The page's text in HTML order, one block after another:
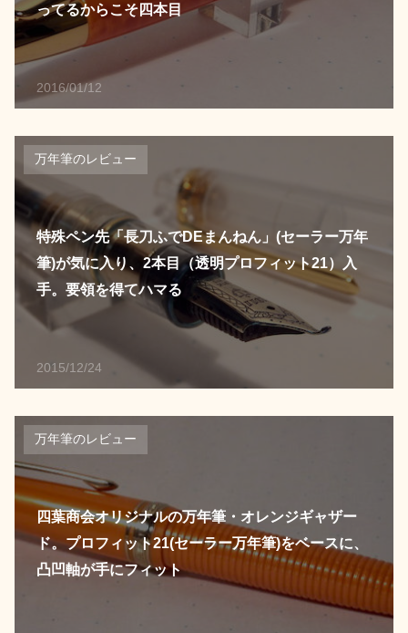
2016/01/12
ってるからこそ四本目
万年筆のレビュー
2015/12/24
特殊ペン先「長刀ふでDEまんねん」(セーラー万年
筆)が気に入り、2本目（透明プロフィット21）入
手。要領を得てハマる
万年筆のレビュー
四葉商会オリジナルの万年筆・オレンジギャザー
ド。プロフィット21(セーラー万年筆)をベースに、
凸凹軸が手にフィット